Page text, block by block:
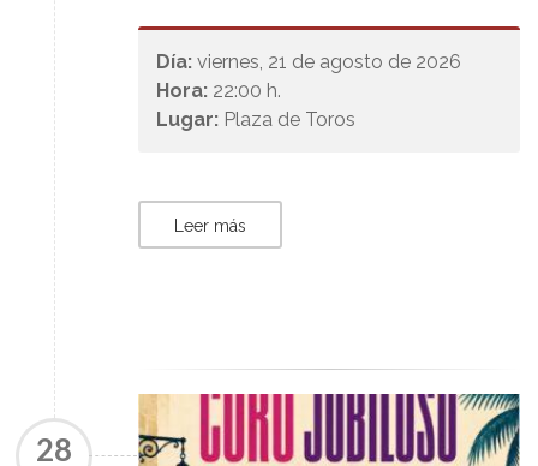
Día: viernes, 21 de agosto de 2026
Hora: 22:00 h.
Lugar: Plaza de Toros
Leer más
28